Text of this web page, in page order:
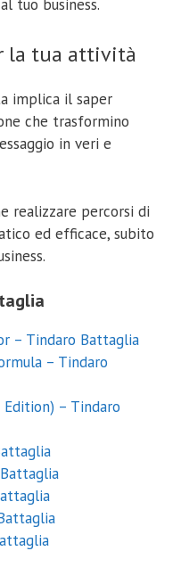
tuo business.
la tua attività
implica il saper
che trasformino
in veri e
realizzare percorsi di
ed efficace, subito
– Tindaro Battaglia
– Tindaro
– Tindaro
a nessuno e per